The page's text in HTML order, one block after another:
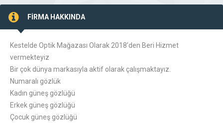
FİRMA HAKKINDA
Kestelde Optik Mağazası Olarak 2018’den Beri Hizmet
vermekteyiz
Bir çok dünya markasıyla aktif olarak çalışmaktayız.
Numaralı gözlük
Kadın güneş gözlüğü
Erkek güneş gözlüğü
Çocuk güneş gözlüğü